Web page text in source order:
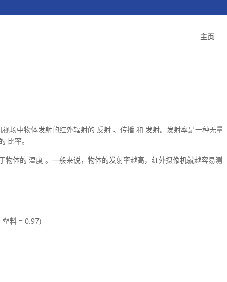
主页
场中物体发射的红外辐射的 反射 、传播 和 发射。发射率是一种无量
比率。
体的 温度 。一般来说，物体的发射率越高，红外摄像机就越容易测
塑料 = 0.97)